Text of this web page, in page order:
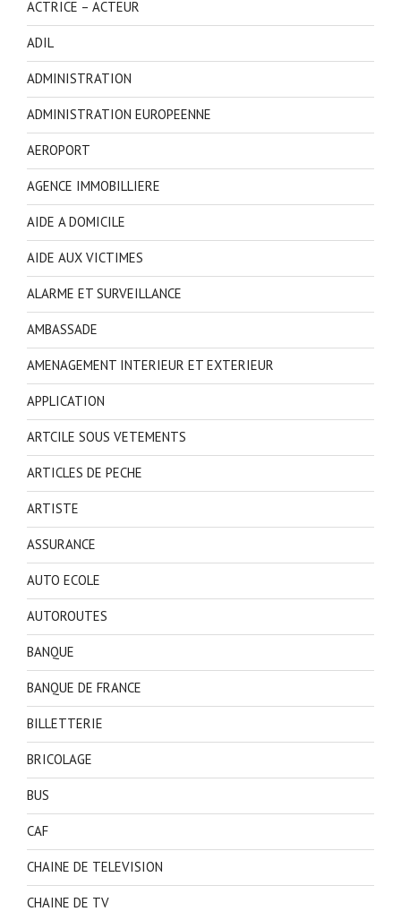
ACTRICE – ACTEUR
ADIL
ADMINISTRATION
ADMINISTRATION EUROPEENNE
AEROPORT
AGENCE IMMOBILLIERE
AIDE A DOMICILE
AIDE AUX VICTIMES
ALARME ET SURVEILLANCE
AMBASSADE
AMENAGEMENT INTERIEUR ET EXTERIEUR
APPLICATION
ARTCILE SOUS VETEMENTS
ARTICLES DE PECHE
ARTISTE
ASSURANCE
AUTO ECOLE
AUTOROUTES
BANQUE
BANQUE DE FRANCE
BILLETTERIE
BRICOLAGE
BUS
CAF
CHAINE DE TELEVISION
CHAINE DE TV